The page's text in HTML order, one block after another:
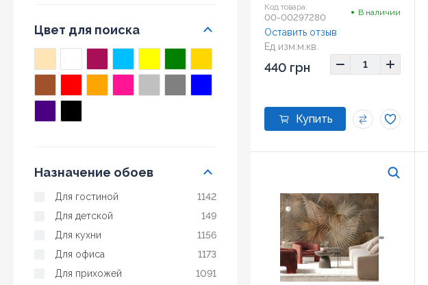
Цвет для поиска
Назначение обоев
Для гостиной
1142
Для детской
149
Для кухни
1156
Для офиса
1173
Для прихожей
1091
Код товара:
00-00297280 В наличии
Ед изм:м.кв.
Оставить отзыв
440 грн